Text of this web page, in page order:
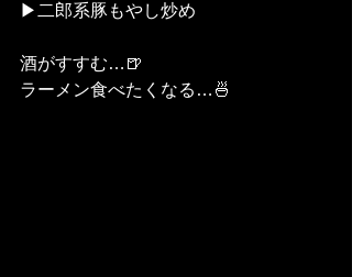
▶︎二郎系豚もやし炒め
酒がすすむ…🍺
ラーメン食べたくなる…🍜